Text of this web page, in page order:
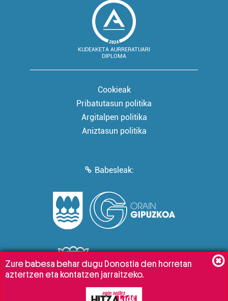
KUDEAKETA AURRERATUARI
DIPLOMA
Cookieak
Pribatutasun politika
Argitalpen politika
Aniztasun politika
Babesleak:
Zure babesa behar dugu Donostia den horretan
aztertzen eta kontatzen jarraitzeko.